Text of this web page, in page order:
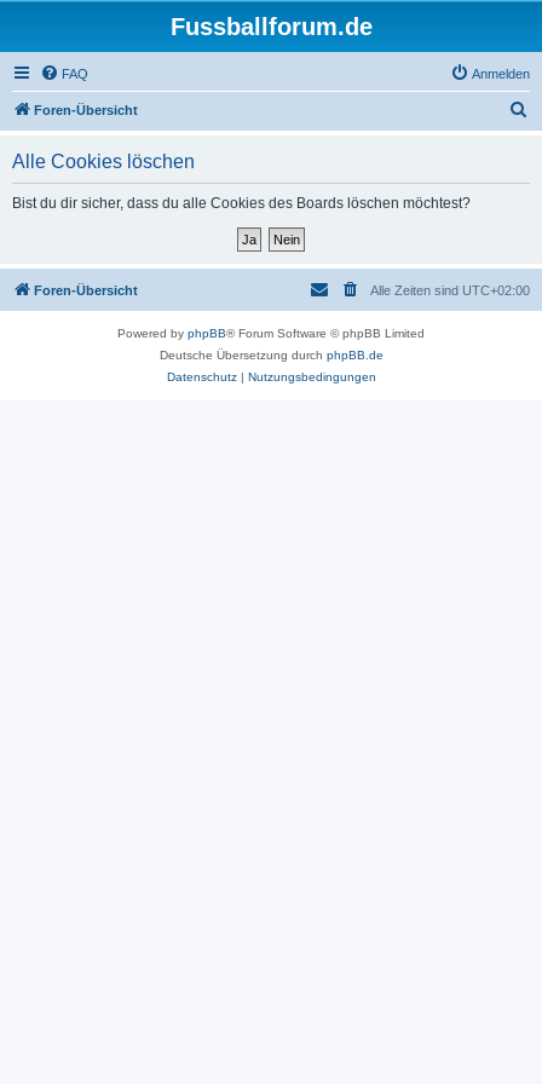
Fussballforum.de
FAQ Anmelden
Foren-Übersicht
Alle Cookies löschen
Bist du dir sicher, dass du alle Cookies des Boards löschen möchtest?
Foren-Übersicht Alle Zeiten sind UTC+02:00
Powered by phpBB® Forum Software © phpBB Limited
Deutsche Übersetzung durch phpBB.de
Datenschutz| Nutzungsbedingungen